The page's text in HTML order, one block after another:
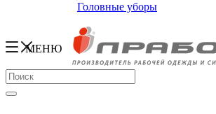
Головные уборы
МЕНЮ